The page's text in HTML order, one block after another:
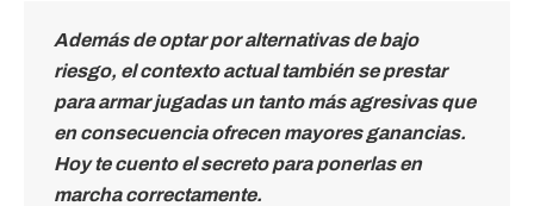
Además de optar por alternativas de bajo
riesgo, el contexto actual también se prestar
para armar jugadas un tanto más agresivas que
en consecuencia ofrecen mayores ganancias.
Hoy te cuento el secreto para ponerlas en
marcha correctamente.